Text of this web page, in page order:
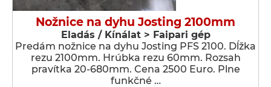
Nožnice na dyhu Josting 2100mm
Eladás / Kínálat > Faipari gép
Predám nožnice na dyhu Josting PFS 2100. Dĺžka
rezu 2100mm. Hrúbka rezu 60mm. Rozsah
pravítka 20-680mm. Cena 2500 Euro. Plne
funkčné …